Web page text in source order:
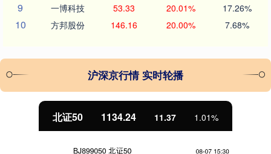
9 一博科技 53.33 20.01% 17.26%
10 方邦股份 146.16 20.00% 7.68%
沪深京行情 实时轮播
北证50 1134.24 11.37 1.01%